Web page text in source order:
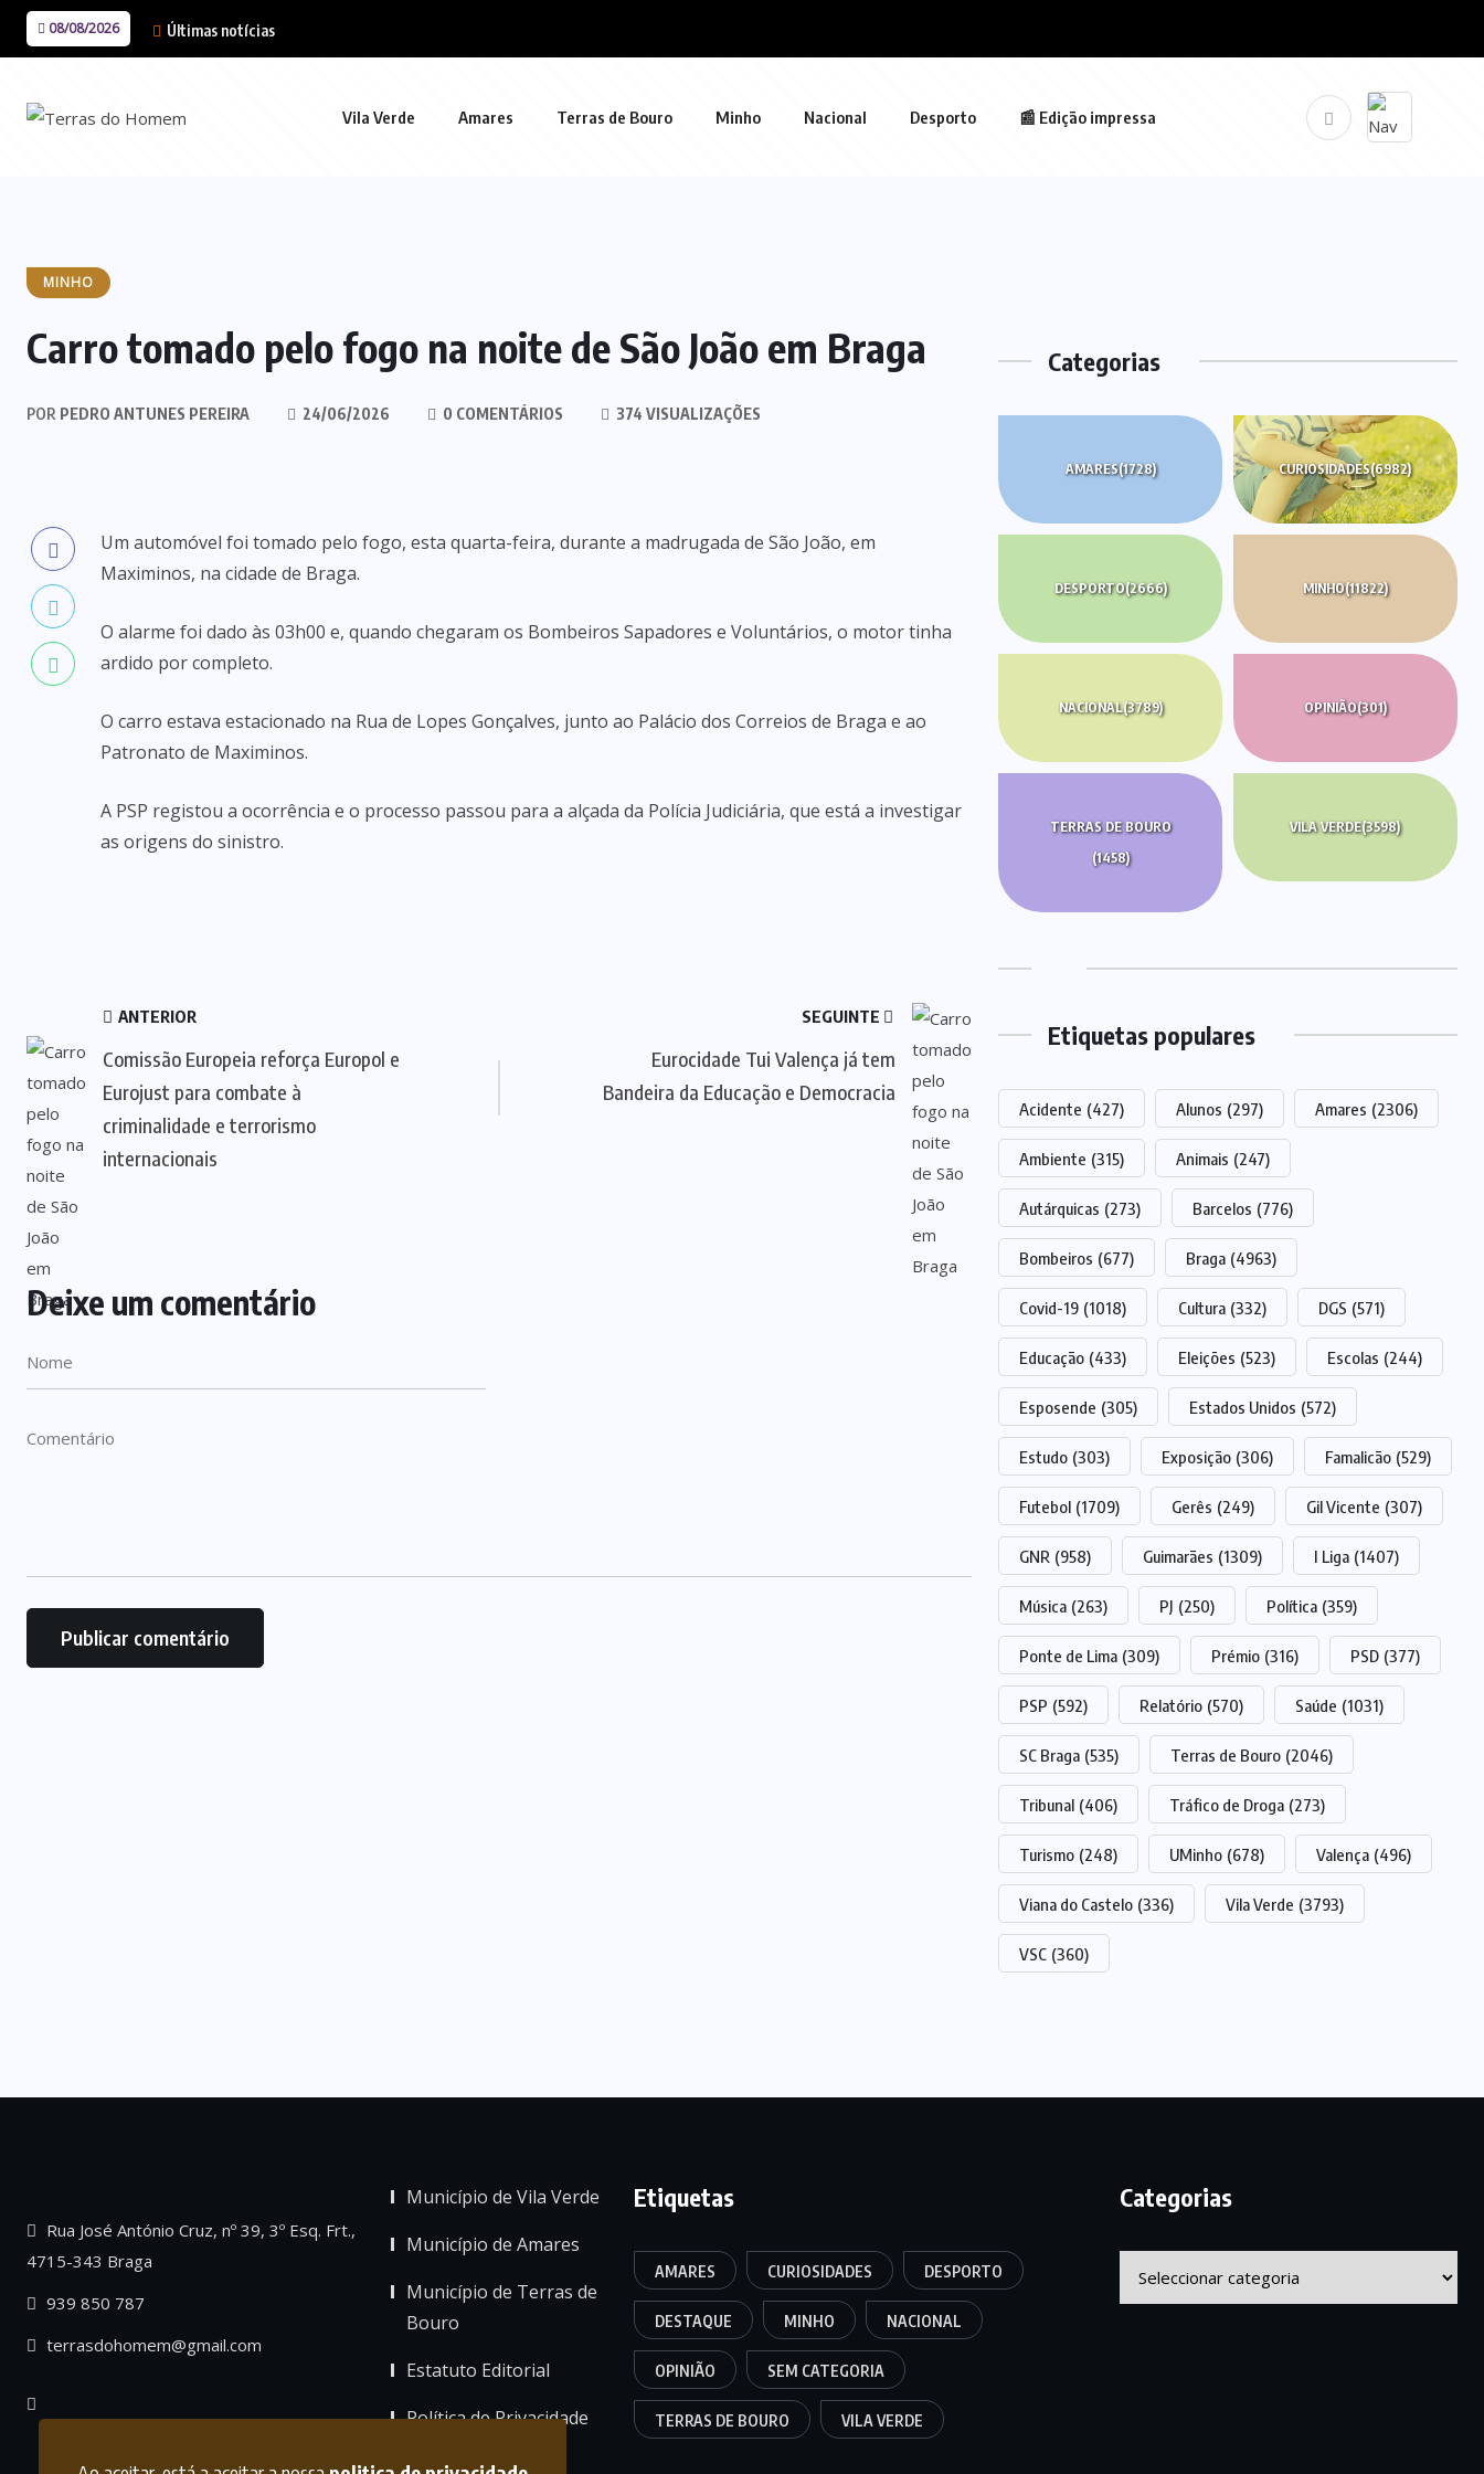
08/08/2026 Últimas notícias
Vila Verde Amares Terras de Bouro Minho Nacional Desporto 📰 Edição impressa
MINHO
Carro tomado pelo fogo na noite de São João em Braga
POR PEDRO ANTUNES PEREIRA 24/06/2026 0 COMENTÁRIOS 374 VISUALIZAÇÕES
Um automóvel foi tomado pelo fogo, esta quarta-feira, durante a madrugada de São João, em
Maximinos, na cidade de Braga.
O alarme foi dado às 03h00 e, quando chegaram os Bombeiros Sapadores e Voluntários, o motor tinha
ardido por completo.
O carro estava estacionado na Rua de Lopes Gonçalves, junto ao Palácio dos Correios de Braga e ao
Patronato de Maximinos.
A PSP registou a ocorrência e o processo passou para a alçada da Polícia Judiciária, que está a investigar
as origens do sinistro.
ANTERIOR
Comissão Europeia reforça Europol e
Eurojust para combate à
criminalidade e terrorismo
internacionais
SEGUINTE
Eurocidade Tui Valença já tem
Bandeira da Educação e Democracia
Deixe um comentário
Categorias
AMARES(1728) CURIOSIDADES(6982)
DESPORTO(2666) MINHO(11822)
NACIONAL(3789) OPINIÃO(301)
TERRAS DE BOURO
(1458)
VILA VERDE(3598)
Etiquetas populares
Acidente (427) Alunos (297) Amares (2306)
Ambiente (315) Animais (247)
Autárquicas (273) Barcelos (776)
Bombeiros (677) Braga (4963)
Covid-19 (1018) Cultura (332) DGS (571)
Educação (433) Eleições (523) Escolas (244)
Esposende (305) Estados Unidos (572)
Estudo (303) Exposição (306) Famalicão (529)
Futebol (1709) Gerês (249) Gil Vicente (307)
GNR (958) Guimarães (1309) I Liga (1407)
Música (263) PJ (250) Política (359)
Ponte de Lima (309) Prémio (316) PSD (377)
PSP (592) Relatório (570) Saúde (1031)
SC Braga (535) Terras de Bouro (2046)
Tribunal (406) Tráfico de Droga (273)
Turismo (248) UMinho (678) Valença (496)
Viana do Castelo (336) Vila Verde (3793)
VSC (360)
Rua José António Cruz, nº 39, 3º Esq. Frt.,
4715-343 Braga
939 850 787
terrasdohomem@gmail.com
Município de Vila Verde
Município de Amares
Município de Terras de
Bouro
Estatuto Editorial
Política de Privacidade
Etiquetas
AMARES CURIOSIDADES DESPORTO
DESTAQUE MINHO NACIONAL
OPINIÃO SEM CATEGORIA
TERRAS DE BOURO VILA VERDE
Categorias